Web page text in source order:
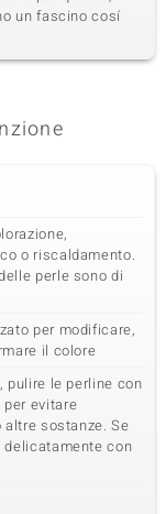
un fascino cosí
o riscaldamento.
perle sono di
per modificare,
il colore
pulire le perline con
per evitare
sostanze. Se
con